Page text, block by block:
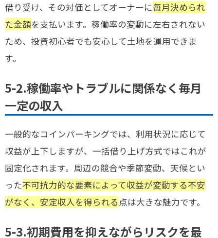
借り受け、その対価としてオーナーに毎月決められ
た金額を支払います。稼働率の変動に左右されない
ため、投資初心者でも安心して土地を運用できま
す。
5-2.稼働率やトラブルに関係なく毎月
一定の収入
一般的なコインパーキングでは、利用状況に応じて
収益が上下しますが、一括借り上げ方式ではこれが
固定化されます。周辺の競合や季節変動、天候とい
った不可抗力的な要素によって収益が変動する不安
がなく、安定収入を得られる点は大きな魅力です。
5-3.初期費用を抑えながらリスクを最